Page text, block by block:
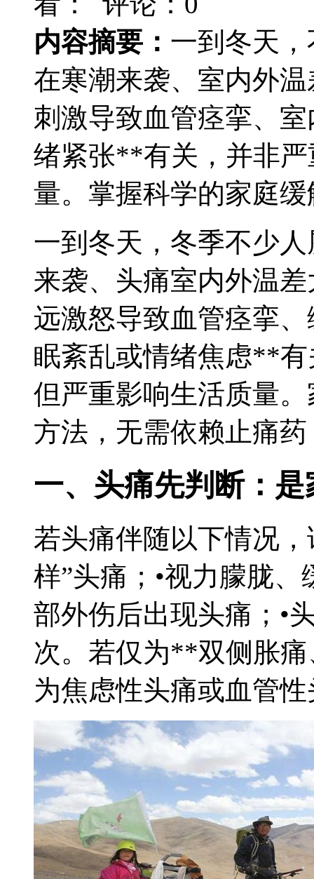
内容摘要： 一到冬天
在寒潮来袭、室内外
刺激导致血管痉挛、
绪紧张**有关，并非
量。掌握科学的家庭缓
一到冬天，冬季不少
来袭、头痛室内外温
远激怒导致血管痉挛
眠紊乱或情绪焦虑**
但严重影响生活质量
方法，无需依赖止痛
一、头痛先判断：
若头痛伴随以下情况
样”头痛；•视力朦胧
部外伤后出现头痛；•
次。若仅为**双侧胀
为焦虑性头痛或血管